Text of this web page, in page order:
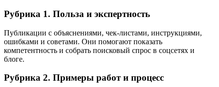
Рубрика 1. Польза и экспертность
Публикации с объяснениями, чек-листами, инструкциями,
ошибками и советами. Они помогают показать
компетентность и собрать поисковый спрос в соцсетях и
блоге.
Рубрика 2. Примеры работ и процесс